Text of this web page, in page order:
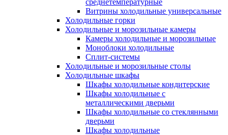
среднетемпературные
Витрины холодильные универсальные
Холодильные горки
Холодильные и морозильные камеры
Камеры холодильные и морозильные
Моноблоки холодильные
Сплит-системы
Холодильные и морозильные столы
Холодильные шкафы
Шкафы холодильные кондитерские
Шкафы холодильные с
металлическими дверьми
Шкафы холодильные со стеклянными
дверьми
Шкафы холодильные